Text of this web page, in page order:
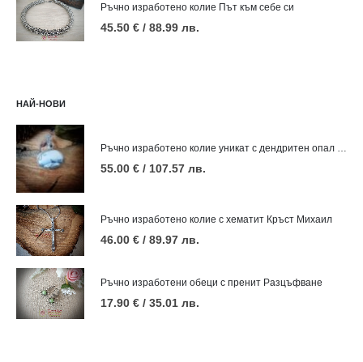
Ръчно изработено колие Път към себе си
45.50 € / 88.99 лв.
НАЙ-НОВИ
55.00 € / 107.57 лв.
Ръчно изработено колие с хематит Кръст Михаил
46.00 € / 89.97 лв.
Ръчно изработени обеци с пренит Разцъфване
17.90 € / 35.01 лв.